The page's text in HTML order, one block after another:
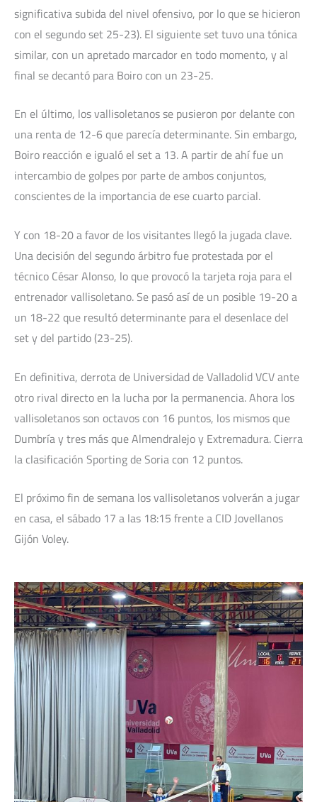
significativa subida del nivel ofensivo, por lo que se hicieron
con el segundo set 25-23). El siguiente set tuvo una tónica
similar, con un apretado marcador en todo momento, y al
final se decantó para Boiro con un 23-25.
En el último, los vallisoletanos se pusieron por delante con
una renta de 12-6 que parecía determinante. Sin embargo,
Boiro reacción e igualó el set a 13. A partir de ahí fue un
intercambio de golpes por parte de ambos conjuntos,
conscientes de la importancia de ese cuarto parcial.
Y con 18-20 a favor de los visitantes llegó la jugada clave.
Una decisión del segundo árbitro fue protestada por el
técnico César Alonso, lo que provocó la tarjeta roja para el
entrenador vallisoletano. Se pasó así de un posible 19-20 a
un 18-22 que resultó determinante para el desenlace del
set y del partido (23-25).
En definitiva, derrota de Universidad de Valladolid VCV ante
otro rival directo en la lucha por la permanencia. Ahora los
vallisoletanos son octavos con 16 puntos, los mismos que
Dumbría y tres más que Almendralejo y Extremadura. Cierra
la clasificación Sporting de Soria con 12 puntos.
El próximo fin de semana los vallisoletanos volverán a jugar
en casa, el sábado 17 a las 18:15 frente a CID Jovellanos
Gijón Voley.